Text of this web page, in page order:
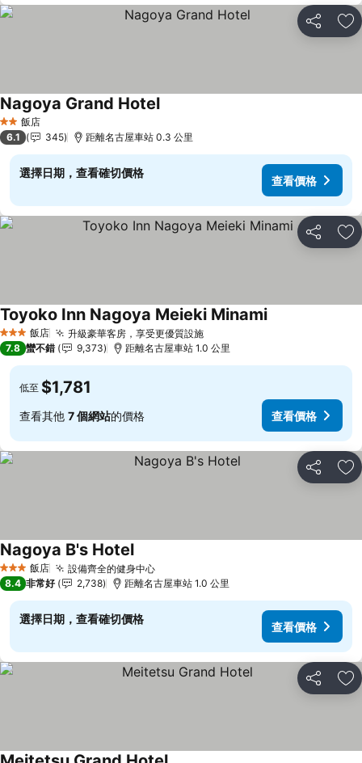
分享 加
2 星級飯店
Nagoya Grand Hotel查看價格
6.1 345 距離名古屋車站 0.3 公里
選擇日期，查看確切價格
查看價格
分享 加
3 星級 飯店 升級豪華客房，享受更優質設施查看價格
Toyoko Inn Nagoya Meieki Minami查看價格
7.8 蠻不錯 9,373 距離名古屋車站 1.0 公里
低至 $1,781
查看其他 7 個網站的價格 查看價格
分享 加
3 星級 飯店 設備齊全的健身中心查看價格
Nagoya B's Hotel查看價格
8.4 非常好 2,738 距離名古屋車站 1.0 公里
選擇日期，查看確切價格
查看價格
分享 加